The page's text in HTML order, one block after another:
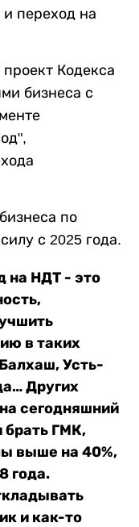
переход на
Кодекса
бизнеса с
по
с 2025 года.
на НДТ - это
в таких
Усть-
Других
сегодняшний
брать ГМК,
выше на 40%,
года.
и как-то